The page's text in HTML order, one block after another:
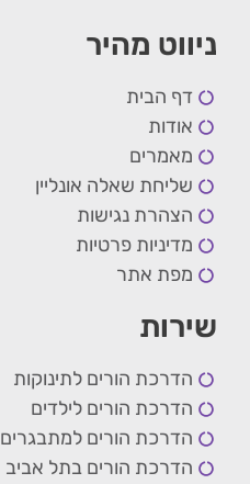
ניווט מהיר
דף הבית
אודות
מאמרים
שליחת שאלה אונליין
הצהרת נגישות
מדיניות פרטיות
מפת אתר
שירות
הדרכת הורים לתינוקות
הדרכת הורים לילדים
הדרכת הורים למתבגרים
הדרכת הורים בתל אביב